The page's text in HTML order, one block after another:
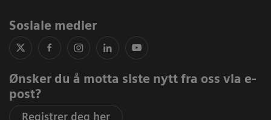
Sosiale medier
Ønsker du å motta siste nytt fra oss via e-
post?
Registrer deg her